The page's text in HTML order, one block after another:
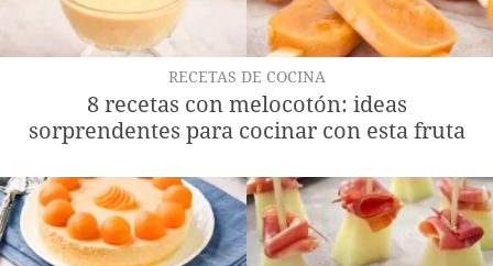
RECETAS DE COCINA
8 recetas con melocotón: ideas
sorprendentes para cocinar con esta fruta